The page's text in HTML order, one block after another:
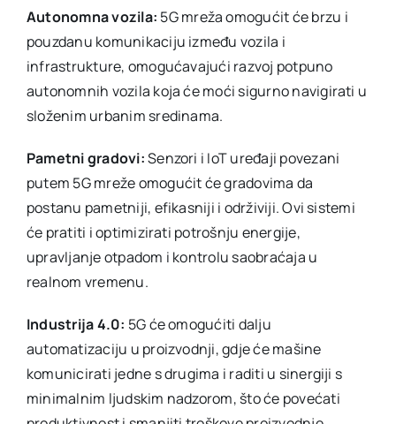
Autonomna vozila: 5G mreža omogućit će brzu i
pouzdanu komunikaciju između vozila i
infrastrukture, omogućavajući razvoj potpuno
autonomnih vozila koja će moći sigurno navigirati u
složenim urbanim sredinama.
Pametni gradovi:Senzori i IoT uređaji povezani
putem 5G mreže omogućit će gradovima da
postanu pametniji, efikasniji i održiviji. Ovi sistemi
će pratiti i optimizirati potrošnju energije,
upravljanje otpadom i kontrolu saobraćaja u
realnom vremenu.
Industrija 4.0: 5G će omogućiti dalju
automatizaciju u proizvodnji, gdje će mašine
komunicirati jedne s drugima i raditi u sinergiji s
minimalnim ljudskim nadzorom, što će povećati